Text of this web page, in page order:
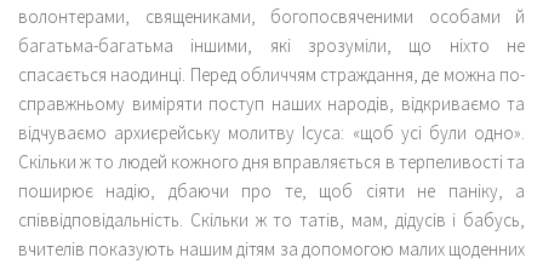
волонтерами, священиками, богопосвяченими особами й
багатьма-багатьма іншими, які зрозуміли, що ніхто не
спасається наодинці. Перед обличчям страждання, де можна по-
справжньому виміряти поступ наших народів, відкриваємо та
відчуваємо архиєрейську молитву Ісуса: «щоб усі були одно».
Скільки ж то людей кожного дня вправляється в терпеливості та
поширює надію, дбаючи про те, щоб сіяти не паніку, а
співвідповідальність. Скільки ж то татів, мам, дідусів і бабусь,
вчителів показують нашим дітям за допомогою малих щоденних